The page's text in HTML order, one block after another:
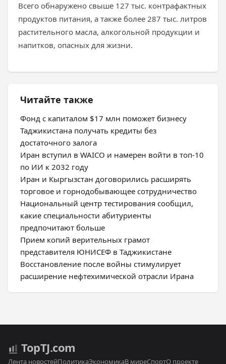
Всего обнаружено свыше 127 тыс. контрафактных
продуктов питания, а также более 287 тыс. литров
растительного масла, алкогольной продукции и
напитков, опасных для жизни.
Читайте также
Фонд с капиталом $17 млн поможет бизнесу
Таджикистана получать кредиты без
достаточного залога
Иран вступил в WAICO и намерен войти в топ-10
по ИИ к 2032 году
Иран и Кыргызстан договорились расширять
торговое и горнодобывающее сотрудничество
Национальный центр тестирования сообщил,
какие специальности абитуриенты
предпочитают больше
Прием копий верительных грамот
представителя ЮНИСЕФ в Таджикистане
Восстановление после войны стимулирует
расширение нефтехимической отрасли Ирана
TopTJ.com
Лента новостейПолитикаЭкономикаВ миреСпортО проекте